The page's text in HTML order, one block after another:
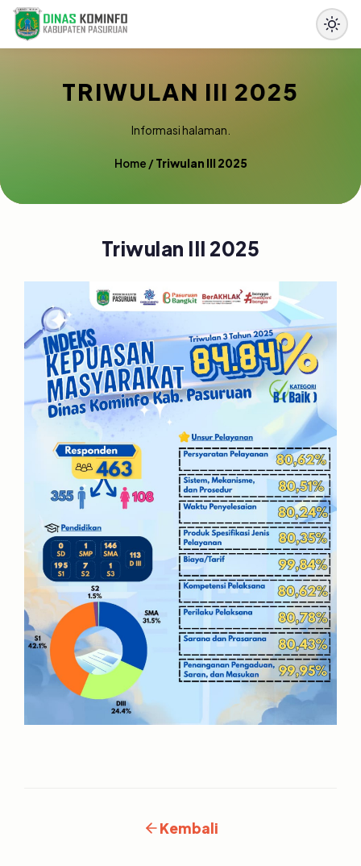
TRIWULAN III 2025
Informasi halaman.
Home /Triwulan III 2025
Triwulan III 2025
Kembali